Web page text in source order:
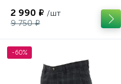
2 990 ₽ /шт
9 750 ₽
-60%